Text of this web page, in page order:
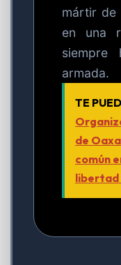
mártir de
en una
siempre
armada.
TE
de
común
libertad